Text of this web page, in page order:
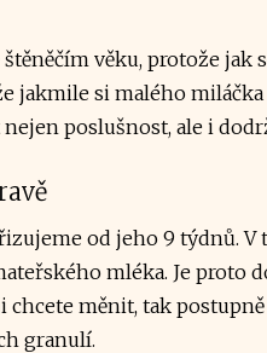
věku, protože jak
jakmile si malého
nejen poslušnost, ale i
od jeho 9 týdnů. V
mléka. Je proto
chcete měnit, tak
granulí.